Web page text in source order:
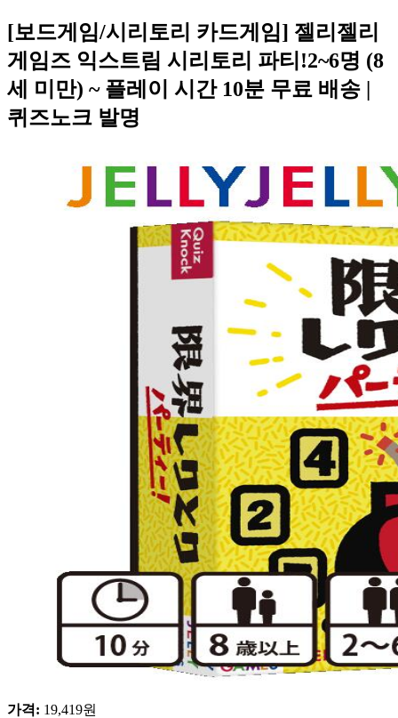
[보드게임/시리토리 카드게임] 젤리젤리
게임즈 익스트림 시리토리 파티!2~6명 (8
세 미만) ~ 플레이 시간 10분 무료 배송 |
퀴즈노크 발명
가격: 19,419원